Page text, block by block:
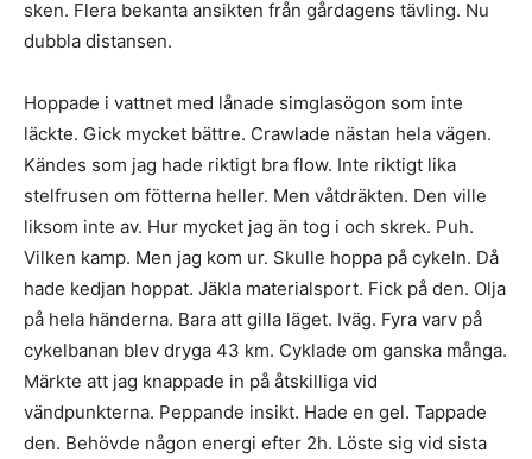
sken. Flera bekanta ansikten från gårdagens tävling. Nu
dubbla distansen.
Hoppade i vattnet med lånade simglasögon som inte
läckte. Gick mycket bättre. Crawlade nästan hela vägen.
Kändes som jag hade riktigt bra flow. Inte riktigt lika
stelfrusen om fötterna heller. Men våtdräkten. Den ville
liksom inte av. Hur mycket jag än tog i och skrek. Puh.
Vilken kamp. Men jag kom ur. Skulle hoppa på cykeln. Då
hade kedjan hoppat. Jäkla materialsport. Fick på den. Olja
på hela händerna. Bara att gilla läget. Iväg. Fyra varv på
cykelbanan blev dryga 43 km. Cyklade om ganska många.
Märkte att jag knappade in på åtskilliga vid
vändpunkterna. Peppande insikt. Hade en gel. Tappade
den. Behövde någon energi efter 2h. Löste sig vid sista